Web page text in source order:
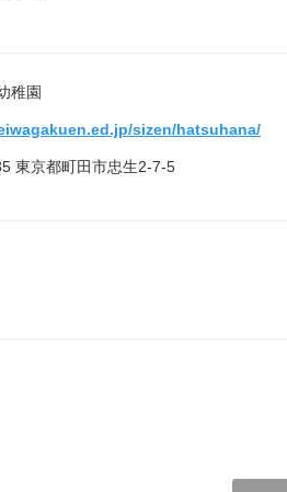
稚園
sizen/hatsuhana/
東京都町田市忠生2-7-5